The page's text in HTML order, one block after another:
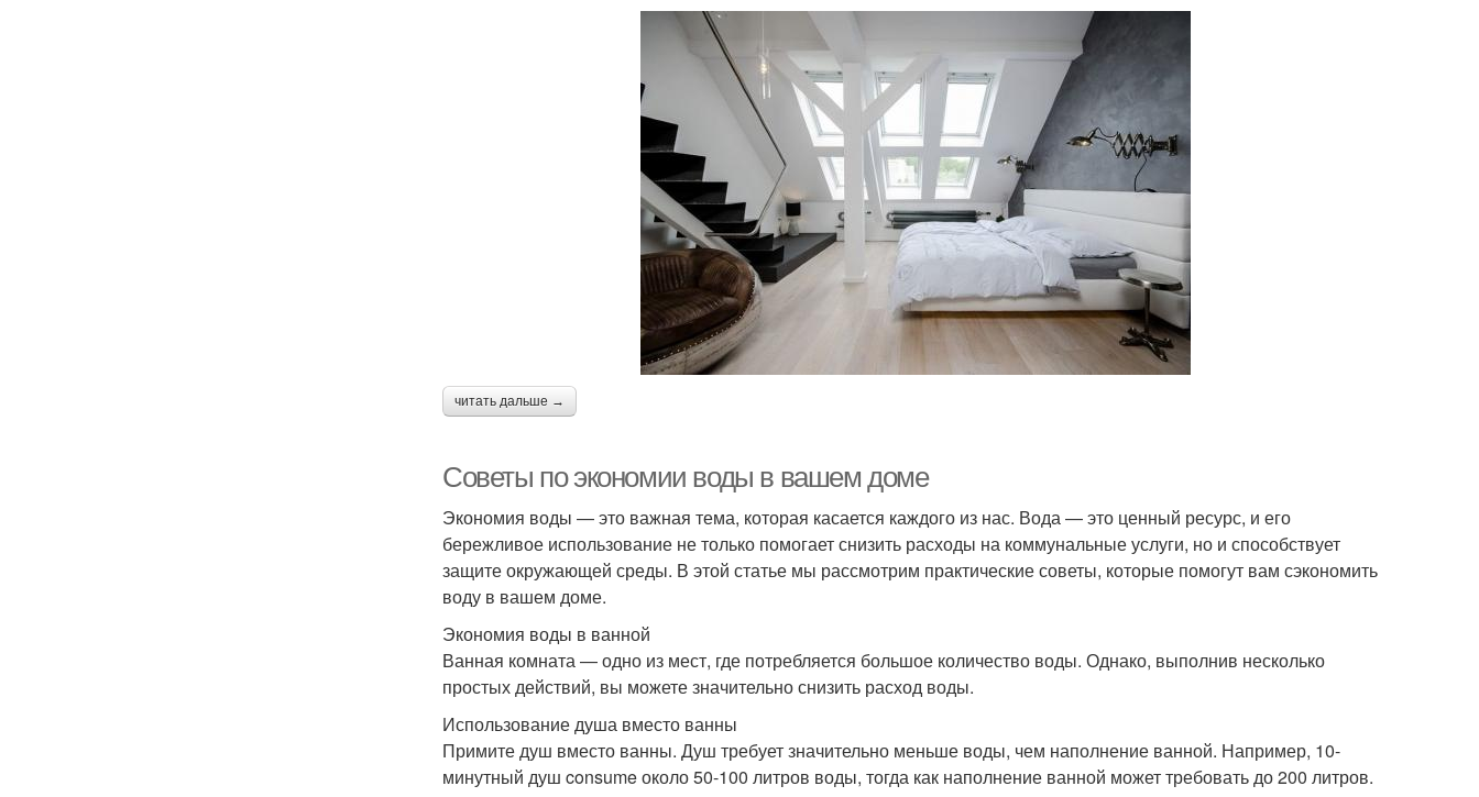
читать дальше →
Советы по экономии воды в вашем доме
Экономия воды — это важная тема, которая касается каждого из нас. Вода — это ценный ресурс, и его
бережливое использование не только помогает снизить расходы на коммунальные услуги, но и способствует
защите окружающей среды. В этой статье мы рассмотрим практические советы, которые помогут вам сэкономить
воду в вашем доме.
Экономия воды в ванной
Ванная комната — одно из мест, где потребляется большое количество воды. Однако, выполнив несколько
простых действий, вы можете значительно снизить расход воды.
Использование душа вместо ванны
Примите душ вместо ванны. Душ требует значительно меньше воды, чем наполнение ванной. Например, 10-
минутный душ consume около 50-100 литров воды, тогда как наполнение ванной может требовать до 200 литров.